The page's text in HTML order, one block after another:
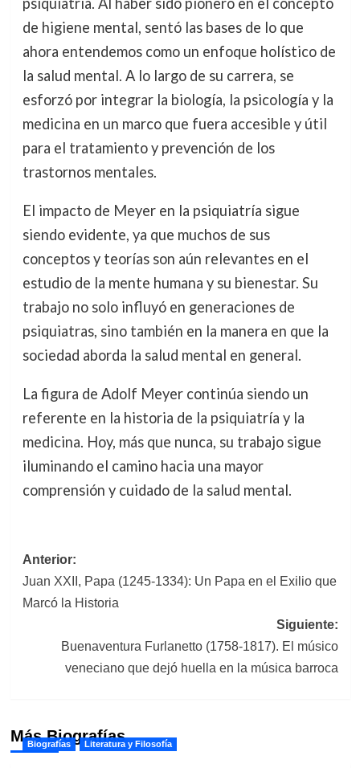
de higiene mental, sentó las bases de lo que
ahora entendemos como un enfoque holístico de
la salud mental. A lo largo de su carrera, se
esforzó por integrar la biología, la psicología y la
medicina en un marco que fuera accesible y útil
para el tratamiento y prevención de los
trastornos mentales.
El impacto de Meyer en la psiquiatría sigue
siendo evidente, ya que muchos de sus
conceptos y teorías son aún relevantes en el
estudio de la mente humana y su bienestar. Su
trabajo no solo influyó en generaciones de
psiquiatras, sino también en la manera en que la
sociedad aborda la salud mental en general.
La figura de Adolf Meyer continúa siendo un
referente en la historia de la psiquiatría y la
medicina. Hoy, más que nunca, su trabajo sigue
iluminando el camino hacia una mayor
comprensión y cuidado de la salud mental.
Navegación
de
Anterior:
Juan XXII, Papa (1245-1334): Un Papa en el Exilio que
Marcó la Historia
Siguiente:
Buenaventura Furlanetto (1758-1817). El músico
veneciano que dejó huella en la música barroca
Más Biografías
Biografías Literatura y Filosofía